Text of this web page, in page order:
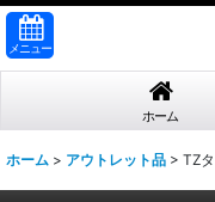
メニュー
ホーム
ホーム > アウトレット品 > TZ